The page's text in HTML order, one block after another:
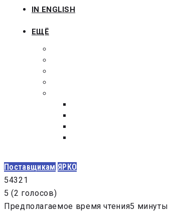
IN ENGLISH
ЕЩЁ
Поставщикам ЯРКО
54321
5 (2 голосов)
Предполагаемое время чтения5 минуты